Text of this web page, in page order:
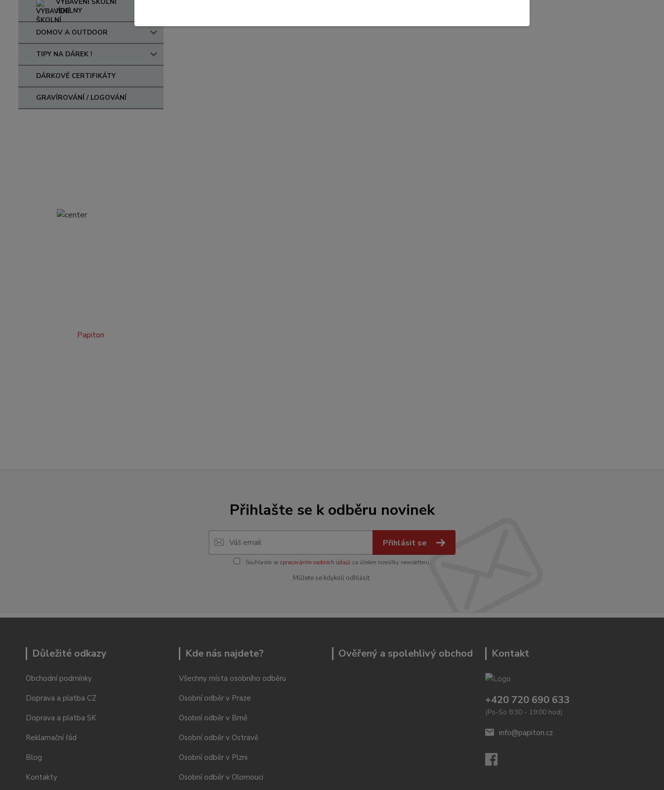
JÍDELNY
DOMOV A OUTDOOR
TIPY NA DÁREK !
DÁRKOVÉ CERTIFIKÁTY
GRAVÍROVÁNÍ / LOGOVÁNÍ
Papiton
Přihlašte se k odběru novinek
Přihlásit se
Souhlasím se zpracováním osobních údajůza účelem rozesílky newsletteru.
Můžete se kdykoli odhlásit.
Důležité odkazy
Obchodní podmínky
Doprava a platba CZ
Doprava a platba SK
Reklamační řád
Blog
Kontakty
Kde nás najdete?
Všechny místa osobního odběru
Osobní odběr v Praze
Osobní odběr v Brně
Osobní odběr v Ostravě
Osobní odběr v Plzni
Osobní odběr v Olomouci
Ověřený a spolehlivý obchod Kontakt
+420 720 690 633
(Po-So 8:30 - 19:00 hod)
info@papiton.cz